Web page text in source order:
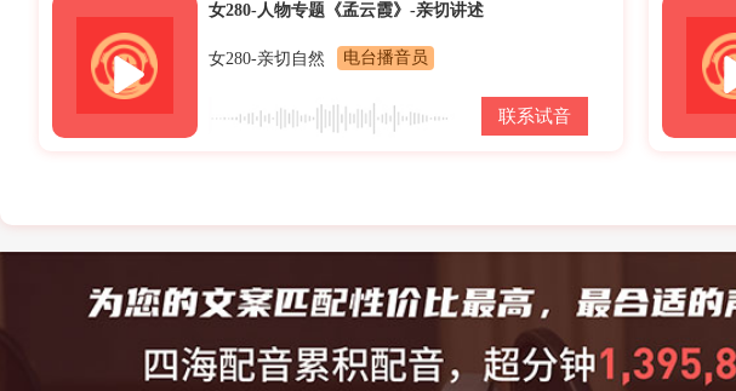
女280-人物专题《孟云霞》-亲切讲述
女280-亲切自然 电台播音员
联系试音